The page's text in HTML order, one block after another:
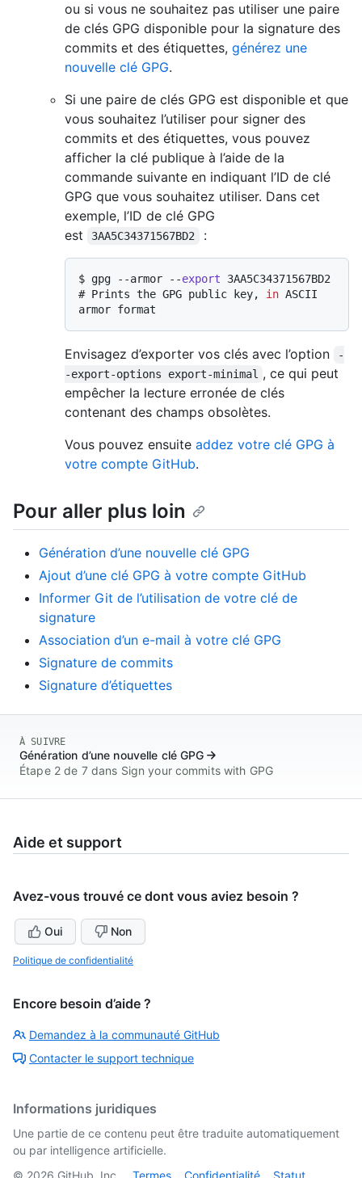
ou si vous ne souhaitez pas utiliser une paire
de clés GPG disponible pour la signature des
commits et des étiquettes, générez une
nouvelle clé GPG.
Si une paire de clés GPG est disponible et que
vous souhaitez l’utiliser pour signer des
commits et des étiquettes, vous pouvez
afficher la clé publique à l’aide de la
commande suivante en indiquant l’ID de clé
GPG que vous souhaitez utiliser. Dans cet
exemple, l’ID de clé GPG
est
3AA5C34371567BD2 :
$ gpg --armor --export 3AA5C34371567BD2
# Prints the GPG public key, in ASCII
armor format
Envisagez d’exporter vos clés avec l’option
-
-export-options export-minimal , ce qui peut
empêcher la lecture erronée de clés
contenant des champs obsolètes.
Vous pouvez ensuite addez votre clé GPG à
votre compte GitHub.
Pour aller plus loin
Génération d’une nouvelle clé GPG
Ajout d’une clé GPG à votre compte GitHub
Informer Git de l’utilisation de votre clé de
signature
Association d’un e-mail à votre clé GPG
Signature de commits
Signature d’étiquettes
À SUIVRE
Génération d’une nouvelle clé GPG
Étape 2 de 7 dans Sign your commits with GPG
Aide et support
Avez-vous trouvé ce dont vous aviez besoin ?
Oui Non
Politique de confidentialité
Encore besoin d’aide ?
Demandez à la communauté GitHub
Contacter le support technique
Informations juridiques
Une partie de ce contenu peut être traduite automatiquement
ou par intelligence artificielle.